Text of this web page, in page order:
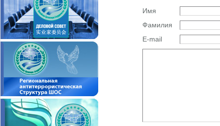
Имя
Фамилия
E-mail